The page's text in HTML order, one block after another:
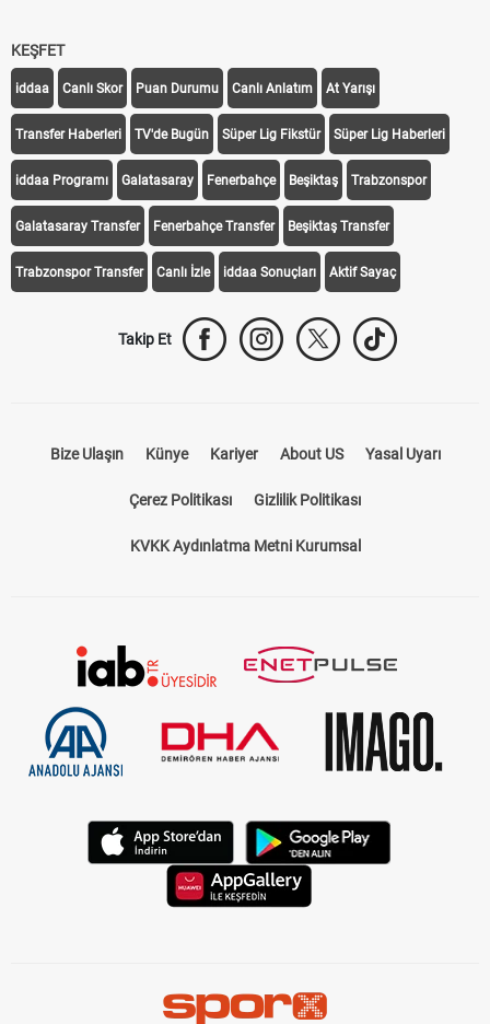
KEŞFET
iddaa Canlı Skor Puan Durumu Canlı Anlatım At Yarışı
Transfer Haberleri TV'de Bugün Süper Lig Fikstür Süper Lig Haberleri
iddaa Programı Galatasaray Fenerbahçe Beşiktaş Trabzonspor
Galatasaray Transfer Fenerbahçe Transfer Beşiktaş Transfer
Trabzonspor Transfer Canlı İzle iddaa Sonuçları Aktif Sayaç
Takip Et
Bize Ulaşın Künye Kariyer About US Yasal Uyarı
Çerez Politikası Gizlilik Politikası
KVKK Aydınlatma Metni Kurumsal